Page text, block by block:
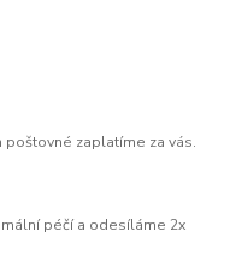
zaplatíme za vás.
péčí a odesíláme 2x